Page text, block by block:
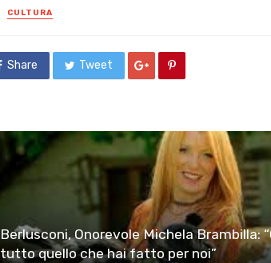
Posted
in
CULTURA
Share Tweet
Berlusconi, Onorevole Michela Brambilla:
tutto quello che hai fatto per noi”